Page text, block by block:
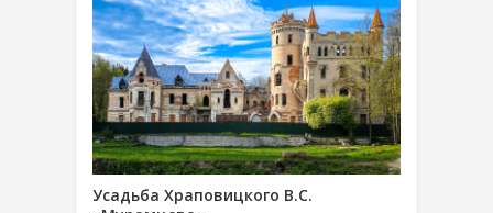
Усадьба Храповицкого В.С.